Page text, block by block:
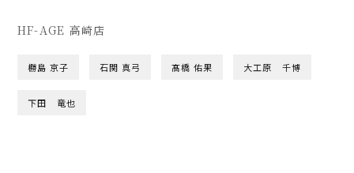
HF-AGE 高崎店
橳島 京子 石関 真弓 髙橋 佑果 大工原 千博
下田 竜也